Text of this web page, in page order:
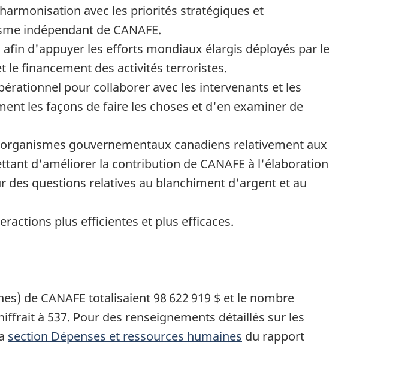
avec les priorités stratégiques et
indépendant de CANAFE.
d'appuyer les efforts mondiaux élargis déployés par le
financement des activités terroristes.
pour collaborer avec les intervenants et les
les façons de faire les choses et d'en examiner de
gouvernementaux canadiens relativement aux
d'améliorer la contribution de CANAFE à l'élaboration
des questions relatives au blanchiment d'argent et au
plus efficientes et plus efficaces.
de CANAFE totalisaient 98 622 919 $ et le nombre
à 537. Pour des renseignements détaillés sur les
section Dépenses et ressources humaines du rapport